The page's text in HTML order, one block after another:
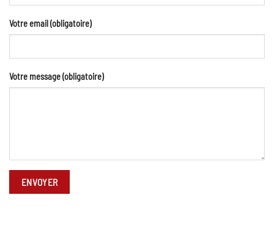
Votre email (obligatoire)
Votre message (obligatoire)